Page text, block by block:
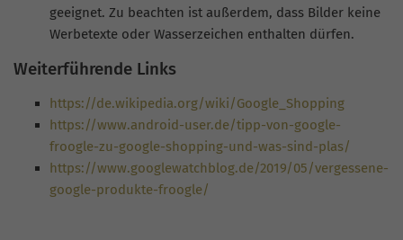
geeignet. Zu beachten ist außerdem, dass Bilder keine
Werbetexte oder Wasserzeichen enthalten dürfen.
Weiterführende Links
https://de.wikipedia.org/wiki/Google_Shopping
https://www.android-user.de/tipp-von-google-
froogle-zu-google-shopping-und-was-sind-plas/
https://www.googlewatchblog.de/2019/05/vergessene-
google-produkte-froogle/